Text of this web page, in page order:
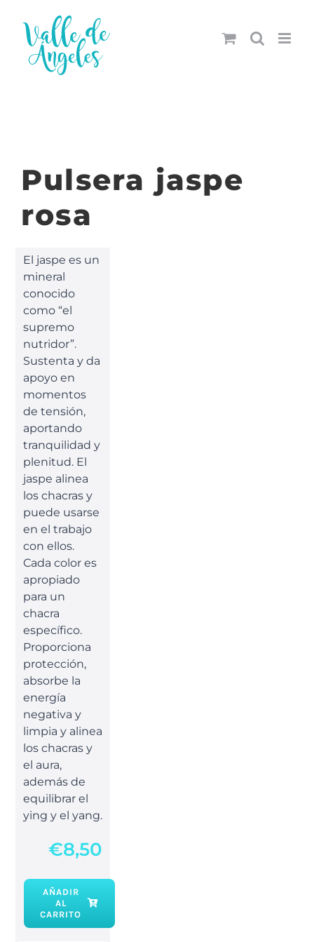
contenido
Pulsera jaspe
rosa
El jaspe es un
mineral
conocido
como “el
supremo
nutridor”.
Sustenta y da
apoyo en
momentos
de tensión,
aportando
tranquilidad y
plenitud. El
jaspe alinea
los chacras y
puede usarse
en el trabajo
con ellos.
Cada color es
apropiado
para un
chacra
específico.
Proporciona
protección,
absorbe la
energía
negativa y
limpia y alinea
los chacras y
el aura,
además de
equilibrar el
ying y el yang.
€8,50
Pulsera
jaspe
AÑADIR
AL
CARRITO